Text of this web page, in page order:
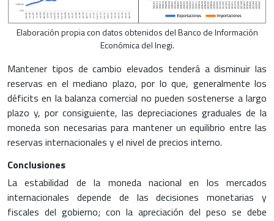
Elaboración propia con datos obtenidos del Banco de Información
Económica del Inegi.
Mantener tipos de cambio elevados tenderá a disminuir las
reservas en el mediano plazo, por lo que, generalmente los
déficits en la balanza comercial no pueden sostenerse a largo
plazo y, por consiguiente, las depreciaciones graduales de la
moneda son necesarias para mantener un equilibrio entre las
reservas internacionales y el nivel de precios interno.
Conclusiones
La estabilidad de la moneda nacional en los mercados
internacionales depende de las decisiones monetarias y
fiscales del gobierno; con la apreciación del peso se debe